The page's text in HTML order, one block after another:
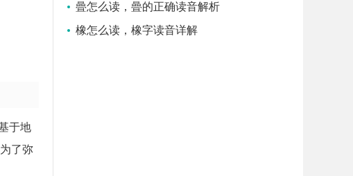
于地
了弥
曡怎么读，曡的正确读音解析
橡怎么读，橡字读音详解